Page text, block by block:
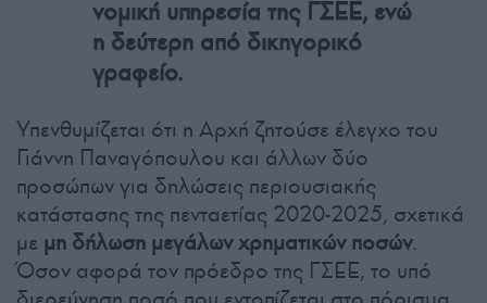
νομική υπηρεσία της ΓΣΕΕ, ενώ
η δεύτερη από δικηγορικό
γραφείο.
Υπενθυμίζεται ότι η Αρχή ζητούσε έλεγχο του
Γιάννη Παναγόπουλου και άλλων δύο
προσώπων για δηλώσεις περιουσιακής
κατάστασης της πενταετίας 2020-2025, σχετικά
με μη δήλωση μεγάλων χρηματικών ποσών.
Όσον αφορά τον πρόεδρο της ΓΣΕΕ, το υπό